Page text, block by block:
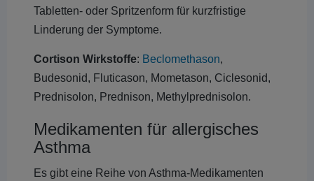
Tabletten- oder Spritzenform für kurzfristige
Linderung der Symptome.
Cortison Wirkstoffe: Beclomethason,
Budesonid, Fluticason, Mometason, Ciclesonid,
Prednisolon, Prednison, Methylprednisolon.
Medikamenten für allergisches
Asthma
Es gibt eine Reihe von Asthma-Medikamenten